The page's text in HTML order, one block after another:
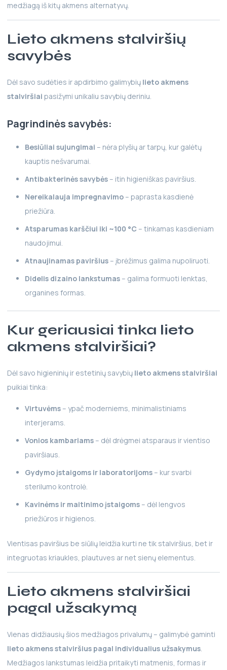
medžiagą iš kitų akmens alternatyvų.
Lieto akmens stalviršių
savybės
Dėl savo sudėties ir apdirbimo galimybių lieto akmens
stalviršiai pasižymi unikaliu savybių deriniu.
Pagrindinės savybės:
Besiūliai sujungimai – nėra plyšių ar tarpų, kur galėtų
kauptis nešvarumai.
Antibakterinės savybės – itin higieniškas paviršius.
Nereikalauja impregnavimo – paprasta kasdienė
priežiūra.
Atsparumas karščiui iki ~100 °C – tinkamas kasdieniam
naudojimui.
Atnaujinamas paviršius – įbrėžimus galima nupoliruoti.
Didelis dizaino lankstumas – galima formuoti lenktas,
organines formas.
Kur geriausiai tinka lieto
akmens stalviršiai?
Dėl savo higieninių ir estetinių savybių lieto akmens stalviršiai
puikiai tinka:
Virtuvėms – ypač moderniems, minimalistiniams
interjerams.
Vonios kambariams – dėl drėgmei atsparaus ir vientiso
paviršiaus.
Gydymo įstaigoms ir laboratorijoms – kur svarbi
sterilumo kontrolė.
Kavinėms ir maitinimo įstaigoms – dėl lengvos
priežiūros ir higienos.
Vientisas paviršius be siūlių leidžia kurti ne tik stalviršius, bet ir
integruotas kriaukles, plautuves ar net sienų elementus.
Lieto akmens stalviršiai
pagal užsakymą
Vienas didžiausių šios medžiagos privalumų – galimybė gaminti
lieto akmens stalviršius pagal individualius užsakymus.
Medžiagos lankstumas leidžia pritaikyti matmenis, formas ir